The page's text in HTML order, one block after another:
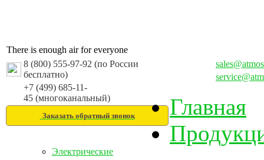
There is enough air for everyone
8 (800) 555-97-92 (по России
бесплатно)
+7 (499) 685-11-
45 (многоканальный)
Заказать обратный звонок
Главная
Электрические